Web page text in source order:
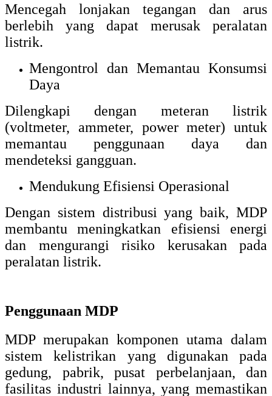
Mencegah lonjakan tegangan dan arus
berlebih yang dapat merusak peralatan
listrik.
Mengontrol dan Memantau Konsumsi
Daya
Dilengkapi dengan meteran listrik
(voltmeter, ammeter, power meter) untuk
memantau penggunaan daya dan
mendeteksi gangguan.
Mendukung Efisiensi Operasional
Dengan sistem distribusi yang baik, MDP
membantu meningkatkan efisiensi energi
dan mengurangi risiko kerusakan pada
peralatan listrik.
Penggunaan MDP
MDP merupakan komponen utama dalam
sistem kelistrikan yang digunakan pada
gedung, pabrik, pusat perbelanjaan, dan
fasilitas industri lainnya, yang memastikan